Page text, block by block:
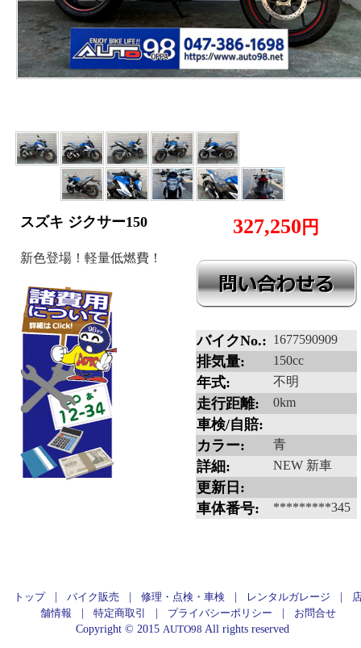
スズキ ジクサー150
新色登場！軽量低燃費！
327,250 円
バイクNo.: 1677590909
排気量: 150cc
年式: 不明
走行距離: 0km
車検/自賠:
カラー:
青
詳細: NEW 新車
更新日:
車体番号:
*********345
トップ|バイク販売 |修理・点検・車検 | レンタルガレージ |
舗情報
|特定商取引 | プライバシーポリシー | お問合せ
Copyright © 2015 AUTO98 All rights reserved